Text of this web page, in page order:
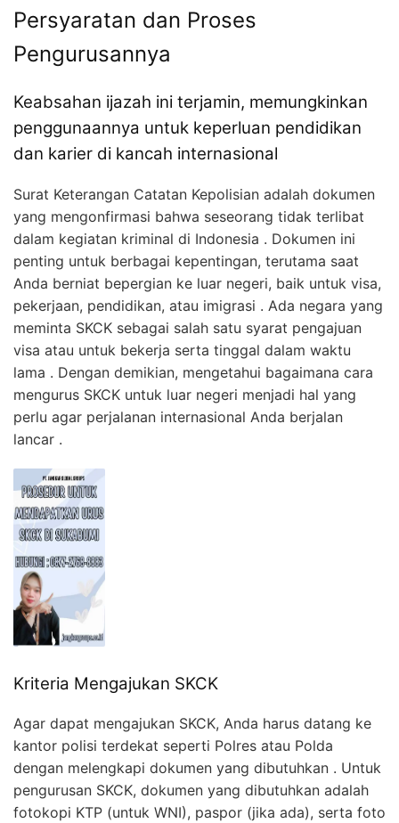
Persyaratan dan Proses
Pengurusannya
Keabsahan ijazah ini terjamin, memungkinkan
penggunaannya untuk keperluan pendidikan
dan karier di kancah internasional
Surat Keterangan Catatan Kepolisian adalah dokumen
yang mengonfirmasi bahwa seseorang tidak terlibat
dalam kegiatan kriminal di Indonesia . Dokumen ini
penting untuk berbagai kepentingan, terutama saat
Anda berniat bepergian ke luar negeri, baik untuk visa,
pekerjaan, pendidikan, atau imigrasi . Ada negara yang
meminta SKCK sebagai salah satu syarat pengajuan
visa atau untuk bekerja serta tinggal dalam waktu
lama . Dengan demikian, mengetahui bagaimana cara
mengurus SKCK untuk luar negeri menjadi hal yang
perlu agar perjalanan internasional Anda berjalan
lancar .
Kriteria Mengajukan SKCK
Agar dapat mengajukan SKCK, Anda harus datang ke
kantor polisi terdekat seperti Polres atau Polda
dengan melengkapi dokumen yang dibutuhkan . Untuk
pengurusan SKCK, dokumen yang dibutuhkan adalah
fotokopi KTP (untuk WNI), paspor (jika ada), serta foto